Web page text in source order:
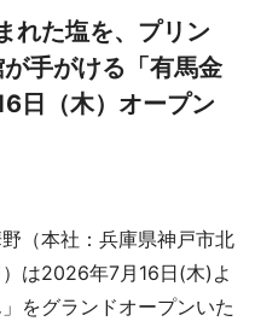
れた塩を、プリン
手がける「有馬金
日（木）オープン
（本社：兵庫県神戸市北
は2026年7月16日(木)よ
をグランドオープンいた